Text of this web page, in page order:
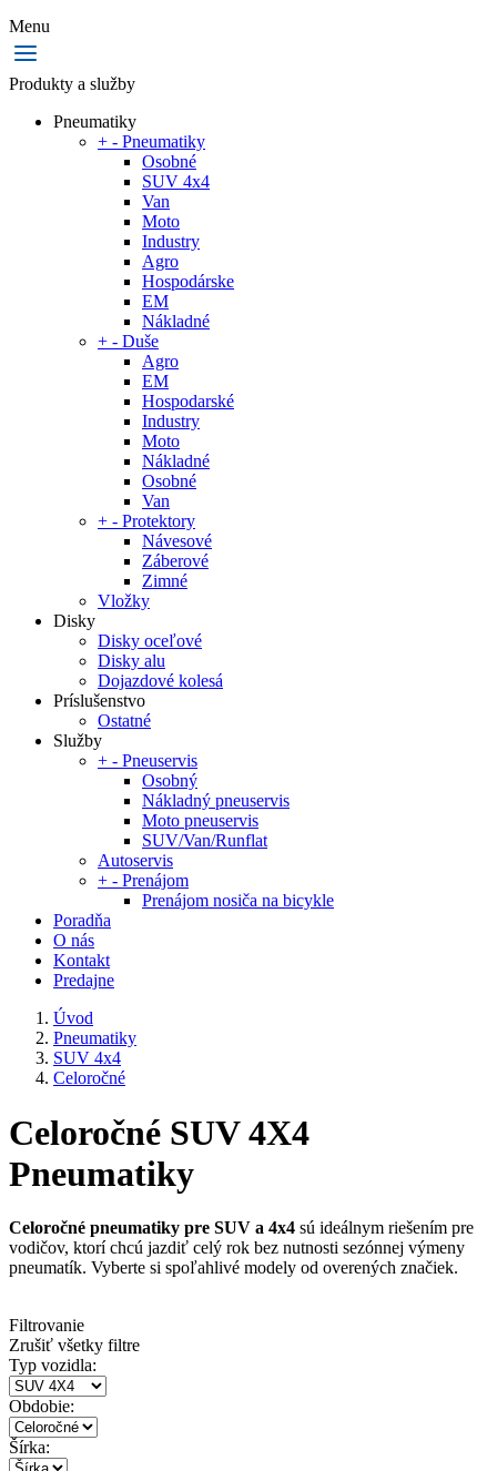
Menu
Produkty a služby
Pneumatiky
+ - Pneumatiky
Osobné
SUV 4x4
Van
Moto
Industry
Agro
Hospodárske
EM
Nákladné
+ - Duše
Agro
EM
Hospodarské
Industry
Moto
Nákladné
Osobné
Van
+ - Protektory
Návesové
Záberové
Zimné
Vložky
Disky
Disky oceľové
Disky alu
Dojazdové kolesá
Príslušenstvo
Ostatné
Služby
+ - Pneuservis
Osobný
Nákladný pneuservis
Moto pneuservis
SUV/Van/Runflat
Autoservis
+ - Prenájom
Prenájom nosiča na bicykle
Poradňa
O nás
Kontakt
Predajne
Úvod
Pneumatiky
SUV 4x4
Celoročné
Celoročné SUV 4X4
Pneumatiky
Celoročné pneumatiky pre SUV a 4x4 sú ideálnym riešením pre
vodičov, ktorí chcú jazdiť celý rok bez nutnosti sezónnej výmeny
pneumatík. Vyberte si spoľahlivé modely od overených značiek.
Filtrovanie
Zrušiť všetky filtre
Typ vozidla:
Obdobie:
Šírka: